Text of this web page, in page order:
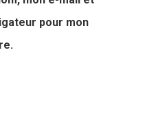
pour mon